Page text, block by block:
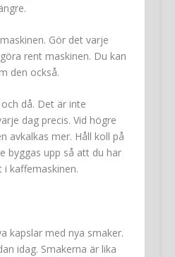
Gör det varje
rent maskinen. Du kan
den också.
då. Det är inte
dag precis. Vid högre
avkalkas mer. Håll koll på
byggas upp så att du har
kaffemaskinen.
kapslar med nya smaker.
idag. Smakerna är lika